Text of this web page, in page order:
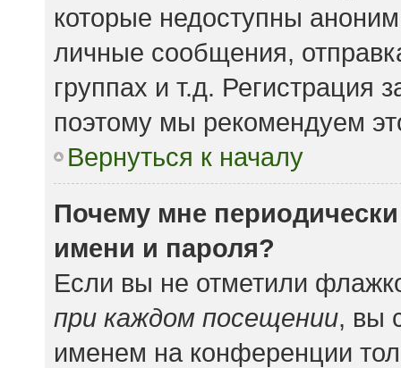
которые недоступны
личные сообщения,
группах и т.д. Регистрация
поэтому мы рекомендуем
Вернуться к началу
Почему мне
имени и пароля?
Если вы не отметили
при каждом посещении, вы
именем на конференции